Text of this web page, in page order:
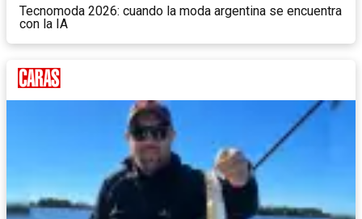
Tecnomoda 2026: cuando la moda argentina se encuentra
con la IA